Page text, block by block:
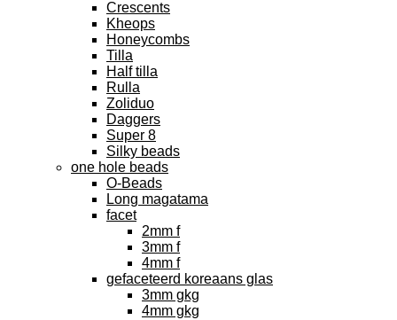
Crescents
Kheops
Honeycombs
Tilla
Half tilla
Rulla
Zoliduo
Daggers
Super 8
Silky beads
one hole beads
O-Beads
Long magatama
facet
2mm f
3mm f
4mm f
gefaceteerd koreaans glas
3mm gkg
4mm gkg